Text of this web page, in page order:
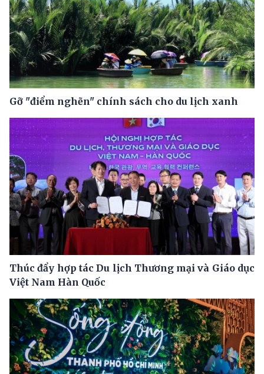
Gỡ "điểm nghẽn" chính sách cho du lịch xanh
Thúc đẩy hợp tác Du lịch Thương mại và Giáo dục
Việt Nam Hàn Quốc